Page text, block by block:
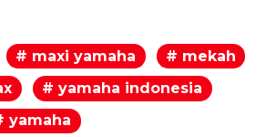
# maxi yamaha
# mekah
# yamaha indonesia
yamaha